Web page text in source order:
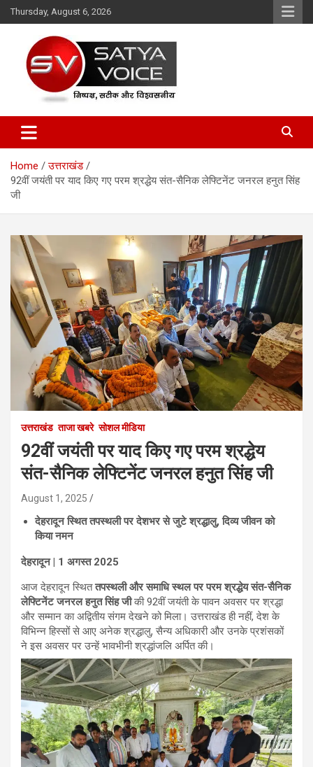
Skip
to
Thursday, August 6, 2026
Satya Voice
Home
उत्तराखंड
92वीं जयंती पर याद किए गए परम श्रद्धेय संत-सैनिक लेफ्टिनेंट जनरल हनुत सिंह
जी
उत्तराखंड ताजा खबरे सोशल मीडिया
92वीं जयंती पर याद किए गए परम श्रद्धेय
संत-सैनिक लेफ्टिनेंट जनरल हनुत सिंह जी
August 1, 2025
देहरादून स्थित तपस्थली पर देशभर से जुटे श्रद्धालु, दिव्य जीवन को
किया नमन
देहरादून | 1 अगस्त 2025
आज देहरादून स्थिततपस्थली और समाधि स्थल पर परम श्रद्धेय संत-सैनिक
लेफ्टिनेंट जनरल हनुत सिंह जीकी 92वीं जयंती के पावन अवसर पर श्रद्धा
और सम्मान का अद्वितीय संगम देखने को मिला। उत्तराखंड ही नहीं, देश के
विभिन्न हिस्सों से आए अनेक श्रद्धालु, सैन्य अधिकारी और उनके प्रशंसकों
ने इस अवसर पर उन्हें भावभीनी श्रद्धांजलि अर्पित की।